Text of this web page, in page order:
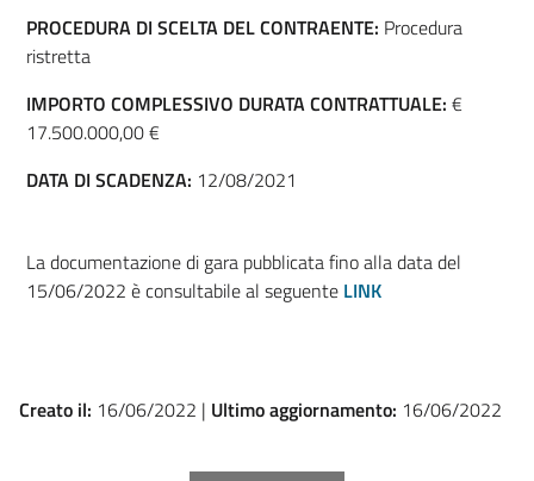
PROCEDURA DI SCELTA DEL CONTRAENTE: Procedura
ristretta
IMPORTO COMPLESSIVO DURATA CONTRATTUALE: €
17.500.000,00 €
DATA DI SCADENZA: 12/08/2021
La documentazione di gara pubblicata fino alla data del
15/06/2022 è consultabile al seguente LINK
Creato il: 16/06/2022 | Ultimo aggiornamento: 16/06/2022